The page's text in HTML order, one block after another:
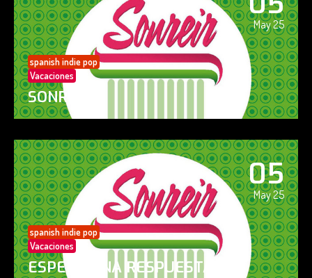
May 25
spanish indie pop
Vacaciones
SONREÍR
05
May 25
spanish indie pop
Vacaciones
ESPERO UNA RESPUESTA